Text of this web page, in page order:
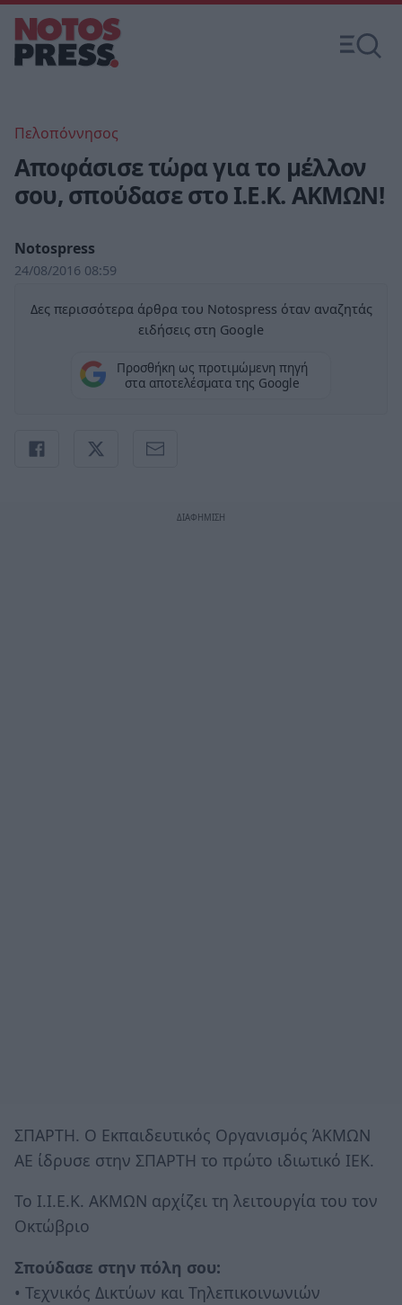
Πελοπόννησος
Αποφάσισε τώρα για το μέλλον
σου, σπούδασε στο Ι.Ε.Κ. ΑΚΜΩΝ!
Notospress
24/08/2016 08:59
Δες περισσότερα άρθρα του Notospress όταν αναζητάς
ειδήσεις στη Google
Προσθήκη ως προτιμώμενη πηγή
στα αποτελέσματα της Google
ΣΠΑΡΤΗ. Ο Εκπαιδευτικός Οργανισμός ΆΚΜΩΝ
ΑΕ ίδρυσε στην ΣΠΑΡΤΗ το πρώτο ιδιωτικό ΙΕΚ.
Το Ι.Ι.Ε.Κ. ΑΚΜΩΝ αρχίζει τη λειτουργία του τον
Οκτώβριο
Σπούδασε στην πόλη σου:
• Τεχνικός Δικτύων και Τηλεπικοινωνιών